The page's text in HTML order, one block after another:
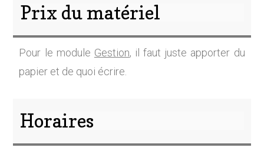
Prix du matériel
Pour le module Gestion, il faut juste apporter du
papier et de quoi écrire.
Horaires